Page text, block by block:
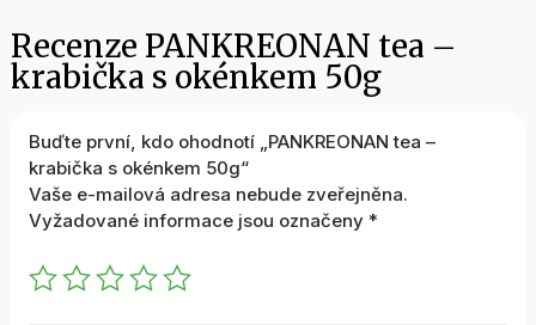
Recenze PANKREONAN tea –
krabička s okénkem 50g
Buďte první, kdo ohodnotí „PANKREONAN tea –
krabička s okénkem 50g“
Vaše e-mailová adresa nebude zveřejněna.
Vyžadované informace jsou označeny *